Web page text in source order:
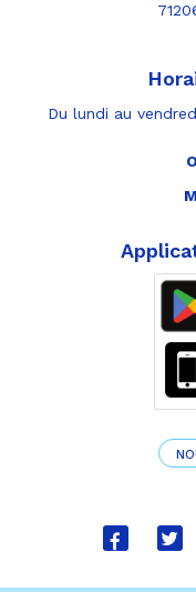
Du lundi au
Lien
Lien